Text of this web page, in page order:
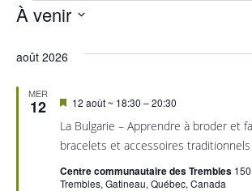
À venir
date.
août 2026
MER
12
La Bulgarie – Apprendre à broder et
bracelets et accessoires traditionnels
Mis
avant
12 août ~ 18:30 –20:30
Centre communautaire des Trembles
Trembles, Gatineau, Québec, Canada